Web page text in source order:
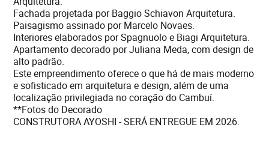
Fachada projetada por Baggio Schiavon Arquitetura.
Paisagismo assinado por Marcelo Novaes.
Interiores elaborados por Spagnuolo e Biagi Arquitetura.
Apartamento decorado por Juliana Meda, com design de
alto padrão.
Este empreendimento oferece o que há de mais moderno
e sofisticado em arquitetura e design, além de uma
localização privilegiada no coração do Cambuí.
**Fotos do Decorado
CONSTRUTORA AYOSHI - SERÁ ENTREGUE EM 2026.